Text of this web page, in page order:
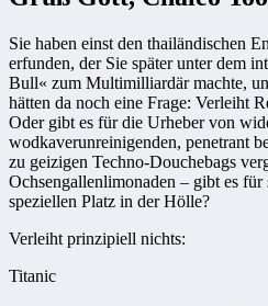
Sie haben einst den thailändischen
erfunden, der Sie später unter dem
Bull« zum Multimilliardär machte,
hätten da noch eine Frage: Verleiht
Oder gibt es für die Urheber von
wodkaverunreinigenden, penetrant
zu geizigen Techno-Douchebags
Ochsengallenlimonaden – gibt es für
speziellen Platz in der Hölle?
Verleiht prinzipiell nichts:
Titanic